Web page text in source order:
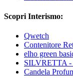
Scopri Interismo:
Qwetch
Contenitore
elho green
SILVRETTA -
Candela